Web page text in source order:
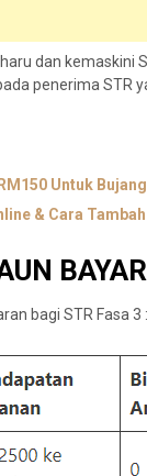
dan kemaskini
penerima STR
Untuk
& Cara
bagi STR Fasa 3 :